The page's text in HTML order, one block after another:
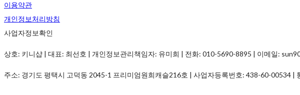
이용약관
개인정보처리방침
사업자정보확인
상호: 키니샵 | 대표: 최선호 | 개인정보관리책임자: 유미희 | 전화: 010-5690-8895 | 이메일:
주소: 경기도 평택시 고덕동 2045-1 프리미엄원희캐슬216호 | 사업자등록번호: 438-60-00534 |